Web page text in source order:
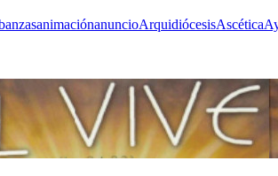
animaciónanuncioArquidiócesisAscética